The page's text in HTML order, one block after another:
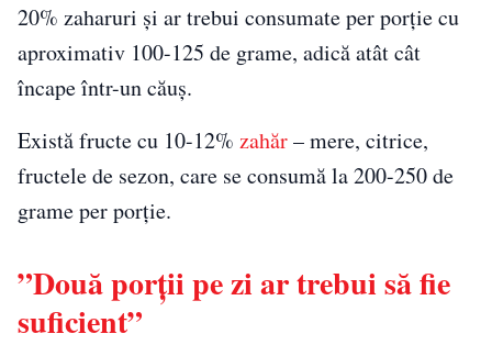
20% zaharuri și ar trebui consumate per porție cu
aproximativ 100-125 de grame, adică atât cât
încape într-un căuș.
Există fructe cu 10-12% zahăr– mere, citrice,
fructele de sezon, care se consumă la 200-250 de
grame per porție.
”Două porții pe zi ar trebui să fie
suficient”